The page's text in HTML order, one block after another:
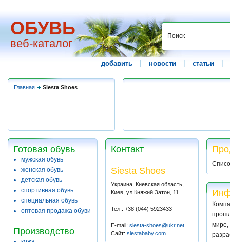
ОБУВЬ
веб-каталог
Поиск
добавить новости статьи
Главная Siesta Shoes
Готовая обувь
мужская обувь
женская обувь
детская обувь
спортивная обувь
специальная обувь
оптовая продажа обуви
Производство
Контакт
Siesta Shoes
Украина, Киевская область,
Киев, ул.Княжий Затон, 11
Тел.: +38 (044) 5923433
E-mail: siesta-shoes@ukr.net
Сайт: siestababy.com
мире,